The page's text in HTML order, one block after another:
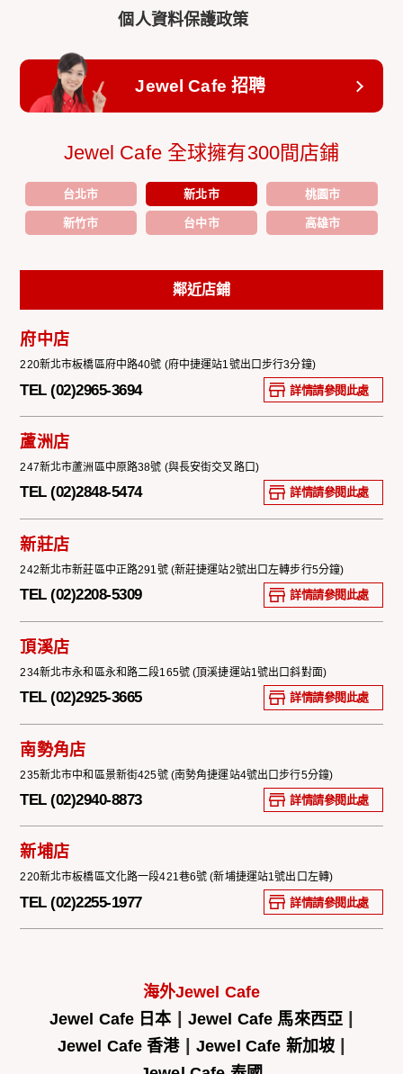
個人資料保護政策
Jewel Cafe 招聘
Jewel Cafe 全球擁有300間店鋪
台北市 新北市 桃園市
新竹市 台中市 高雄市
鄰近店鋪
府中店
220新北市板橋區府中路40號 (府中捷運站1號出口步行3分鐘)
TEL (02)2965-3694 詳情請參閱此處
蘆洲店
247新北市蘆洲區中原路38號 (與長安街交叉路口)
TEL (02)2848-5474 詳情請參閱此處
新莊店
242新北市新莊區中正路291號 (新莊捷運站2號出口左轉步行5分鐘)
TEL (02)2208-5309 詳情請參閱此處
頂溪店
234新北市永和區永和路二段165號 (頂溪捷運站1號出口斜對面)
TEL (02)2925-3665 詳情請參閱此處
南勢角店
235新北市中和區景新街425號 (南勢角捷運站4號出口步行5分鐘)
TEL (02)2940-8873 詳情請參閱此處
新埔店
220新北市板橋區文化路一段421巷6號 (新埔捷運站1號出口左轉)
TEL (02)2255-1977 詳情請參閱此處
海外Jewel Cafe
Jewel Cafe 日本| Jewel Cafe 馬來西亞
Jewel Cafe 香港| Jewel Cafe 新加坡|